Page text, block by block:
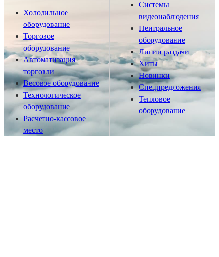
Холодильное
оборудование
Торговое
оборудование
Автоматизация
торговли
Весовое оборудование
Технологическое
оборудование
Расчетно-кассовое
место
Системы
видеонаблюдения
Нейтральное
оборудование
Линии раздачи
Хиты
Новинки
Спецпредложения
Тепловое
оборудование